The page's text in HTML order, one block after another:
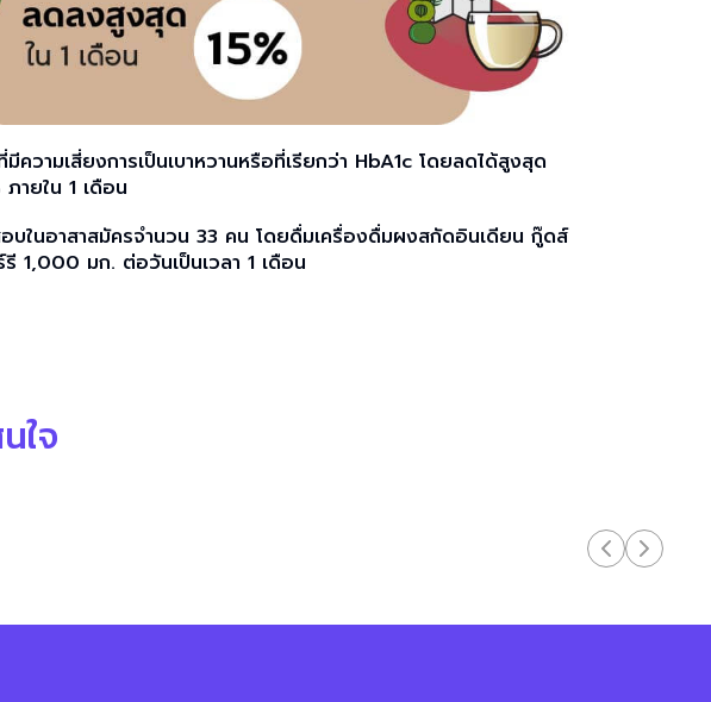
มีความเสี่ยงการเป็นเบาหวานหรือที่เรียกว่า HbA1c โดยลดได้สูงสุด
ภายใน 1 เดือน
บในอาสาสมัครจำนวน 33 คน โดยดื่มเครื่องดื่มผงสกัดอินเดียน กู๊ดส์
รี 1,000 มก. ต่อวันเป็นเวลา 1 เดือน
ใจ